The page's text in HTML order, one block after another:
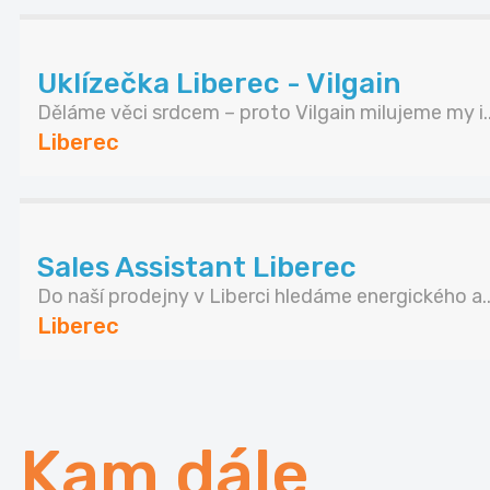
Uklízečka Liberec - Vilgain
Děláme věci srdcem – proto Vilgain milujeme my
Liberec
Sales Assistant Liberec
Do naší prodejny v Liberci hledáme energického
Liberec
Kam dále